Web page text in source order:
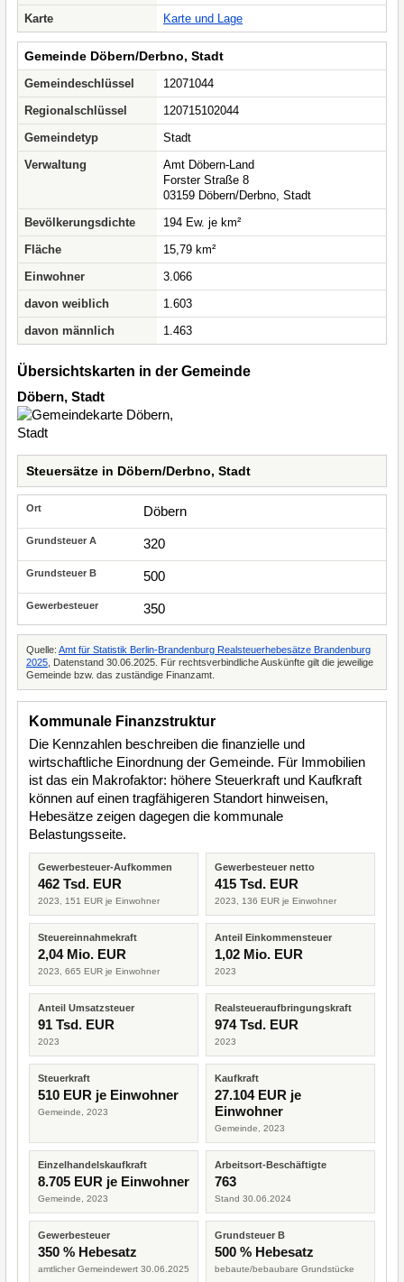
Karte
Karte und Lage
Gemeinde Döbern/Derbno, Stadt
Gemeindeschlüssel
12071044
Regionalschlüssel
120715102044
Gemeindetyp
Stadt
Verwaltung
Amt Döbern-Land
Forster Straße 8
03159 Döbern/Derbno, Stadt
Bevölkerungsdichte
194 Ew. je km²
Fläche
15,79 km²
Einwohner
3.066
davon weiblich
1.603
davon männlich
1.463
Übersichtskarten in der Gemeinde
Döbern, Stadt
Steuersätze in Döbern/Derbno, Stadt
Döbern
320
500
350
Quelle: Amt für Statistik Berlin-Brandenburg Realsteuerhebesätze Brandenburg
2025 , Datenstand 30.06.2025. Für rechtsverbindliche Auskünfte gilt die jeweilige
Gemeinde bzw. das zuständige Finanzamt.
Kommunale Finanzstruktur
Die Kennzahlen beschreiben die finanzielle und
wirtschaftliche Einordnung der Gemeinde. Für Immobilien
ist das ein Makrofaktor: höhere Steuerkraft und Kaufkraft
können auf einen tragfähigeren Standort hinweisen,
Hebesätze zeigen dagegen die kommunale
Belastungsseite.
Gewerbesteuer-Aufkommen
462 Tsd. EUR
2023, 151 EUR je Einwohner
Gewerbesteuer netto
415 Tsd. EUR
2023, 136 EUR je Einwohner
Steuereinnahmekraft
2,04 Mio. EUR
2023, 665 EUR je Einwohner
Anteil Einkommensteuer
1,02 Mio. EUR
2023
Anteil Umsatzsteuer
91 Tsd. EUR
2023
Realsteueraufbringungskraft
974 Tsd. EUR
2023
Steuerkraft
510 EUR je Einwohner
Gemeinde, 2023
Kaufkraft
27.104 EUR je
Einwohner
Gemeinde, 2023
Einzelhandelskaufkraft
8.705 EUR je Einwohner
Gemeinde, 2023
Arbeitsort-Beschäftigte
763
Stand 30.06.2024
Gewerbesteuer
350 % Hebesatz
amtlicher Gemeindewert 30.06.2025
Grundsteuer B
500 % Hebesatz
bebaute/bebaubare Grundstücke